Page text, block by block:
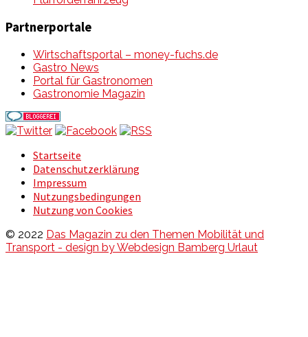
Partnerportale
Wirtschaftsportal – money-fuchs.de
Gastro News
Portal für Gastronomen
Gastronomie Magazin
Startseite
Datenschutzerklärung
Impressum
Nutzungsbedingungen
Nutzung von Cookies
© 2022 Das Magazin zu den Themen Mobilität und
Transport - design by Webdesign Bamberg Urlaut